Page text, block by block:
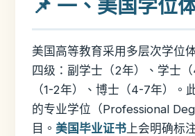
📌 一、美国学位
美国高等教育采用多层次学位
四级：副学士（2年）、学士
（1-2年）、博士（4-7年）。
的专业学位（Professional
目。 美国毕业证书上会明确标